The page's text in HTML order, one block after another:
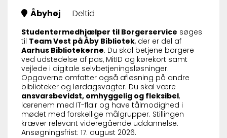
Åbyhøj
Deltid
Studentermedhjælper til Borgerservice søges
til Team Vest på Åby Bibliotek, der er del af
Aarhus Bibliotekerne. Du skal betjene borgere
ved udstedelse af pas, MitID og kørekort samt
vejlede i digitale selvbetjeningsløsninger.
Opgaverne omfatter også afløsning på andre
biblioteker og lørdagsvagter. Du skal være
ansvarsbevidst, omhyggelig og fleksibel,
lærenem med IT-flair og have tålmodighed i
mødet med forskellige målgrupper. Stillingen
kræver relevant videregående uddannelse.
Ansøgningsfrist: 17. august 2026.